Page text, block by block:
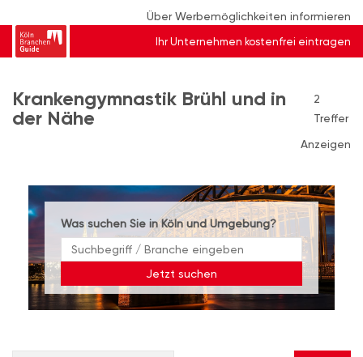
Über Werbemöglichkeiten informieren
Ihr Unternehmen kostenfrei eintragen
Krankengymnastik Brühl und in
der Nähe
2
Treffer
Anzeigen
Was suchen Sie in Köln und Umgebung?
Jetzt suchen